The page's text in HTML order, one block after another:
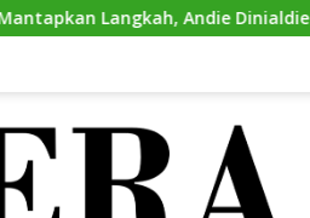
Dinialdie Ambil Formulir